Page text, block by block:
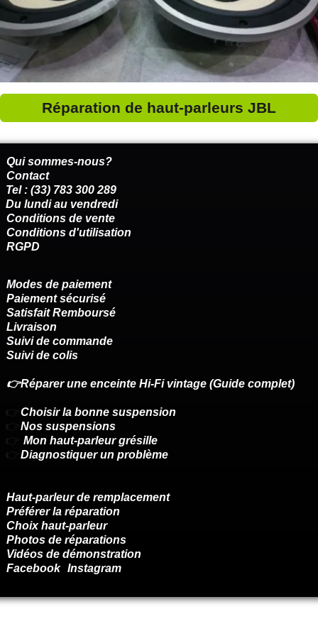
Réparation de haut-parleurs JBL
Qui sommes-nous?
Contact
Tel : (33) 783 300 289
Du lundi au vendredi
Conditions de vente
Conditions d'utilisation
RGPD
Modes de paiement
Paiement sécurisé
Satisfait Remboursé
Livraison
Suivi de commande
Suivi de colis
👉Réparer une enceinte Hi-Fi vintage (Guide complet)
👉 Choisir la bonne suspension
👉 Nos suspensions
👉 Mon haut-parleur grésille
👉 Diagnostiquer un problème
Haut-parleur de remplacement
Préférer la réparation
Choix haut-parleur
Photos de réparations
Vidéos de démonstration
Facebook Instagram